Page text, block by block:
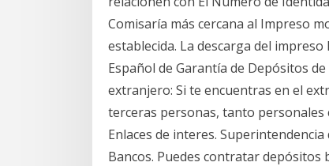
Comisaría más cercana al Impreso
establecida. La descarga del impreso
Español de Garantía de Depósitos
extranjero: Si te encuentras en el
terceras personas, tanto personales
Enlaces de interes.
Bancos. Puedes contratar